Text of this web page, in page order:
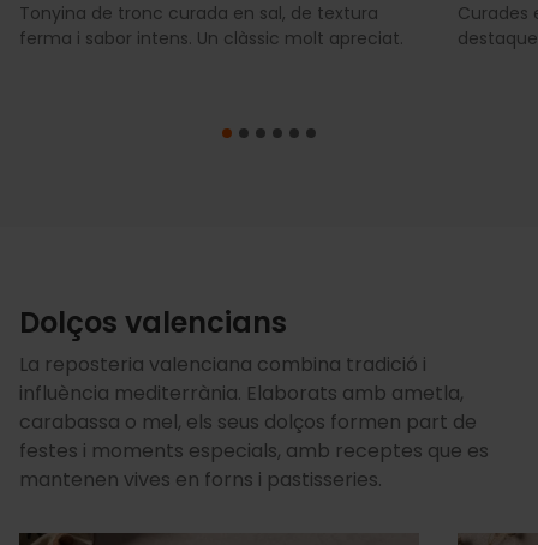
Tonyina de tronc curada en sal, de textura
ferma i sabor intens. Un clàssic molt apreciat.
Curades
Dolços valencians
La reposteria valenciana combina tradició i
influència mediterrània. Elaborats amb ametla,
carabassa o mel, els seus dolços formen part de
festes i moments especials, amb receptes que es
mantenen vives en forns i pastisseries.